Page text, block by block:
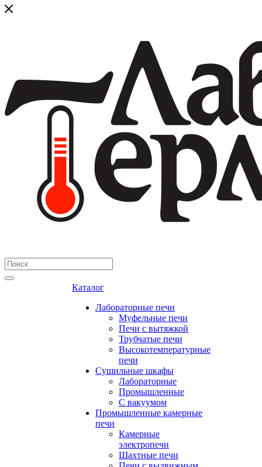
Каталог
Лабораторные печи
Муфельные печи
Печи с вытяжкой
Трубчатые печи
Высокотемпературные
печи
Сушильные шкафы
Лабораторные
Промышленные
С вакуумом
Промышленные камерные
печи
Камерные
электропечи
Шахтные печи